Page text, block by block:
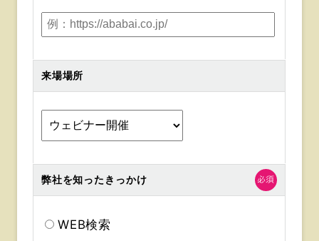
来場場所
弊社を知ったきっかけ
WEB検索